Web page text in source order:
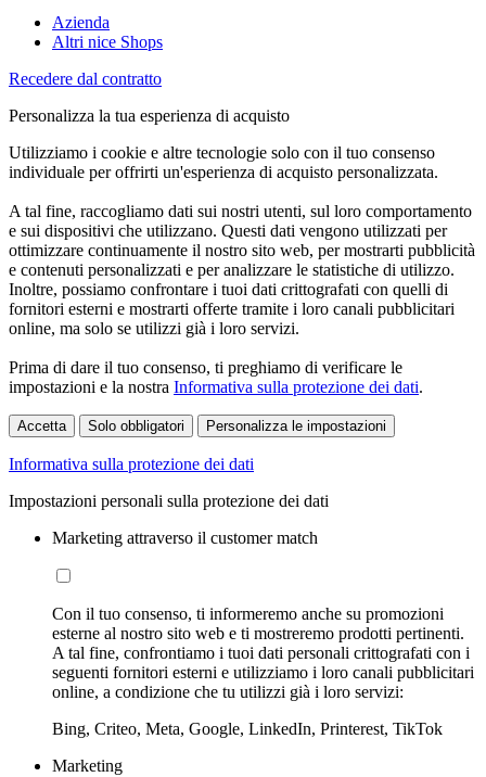
Azienda
Altri nice Shops
Recedere dal contratto
Personalizza la tua esperienza di acquisto
Utilizziamo i cookie e altre tecnologie solo con il tuo consenso
individuale per offrirti un'esperienza di acquisto personalizzata.
A tal fine, raccogliamo dati sui nostri utenti, sul loro comportamento
e sui dispositivi che utilizzano. Questi dati vengono utilizzati per
ottimizzare continuamente il nostro sito web, per mostrarti pubblicità
e contenuti personalizzati e per analizzare le statistiche di utilizzo.
Inoltre, possiamo confrontare i tuoi dati crittografati con quelli di
fornitori esterni e mostrarti offerte tramite i loro canali pubblicitari
online, ma solo se utilizzi già i loro servizi.
Prima di dare il tuo consenso, ti preghiamo di verificare le
impostazioni e la nostra Informativa sulla protezione dei dati.
Accetta Solo obbligatori Personalizza le impostazioni
Informativa sulla protezione dei dati
Impostazioni personali sulla protezione dei dati
Marketing attraverso il customer match
Con il tuo consenso, ti informeremo anche su promozioni
esterne al nostro sito web e ti mostreremo prodotti pertinenti.
A tal fine, confrontiamo i tuoi dati personali crittografati con i
seguenti fornitori esterni e utilizziamo i loro canali pubblicitari
online, a condizione che tu utilizzi già i loro servizi:
Bing, Criteo, Meta, Google, LinkedIn, Printerest, TikTok
Marketing